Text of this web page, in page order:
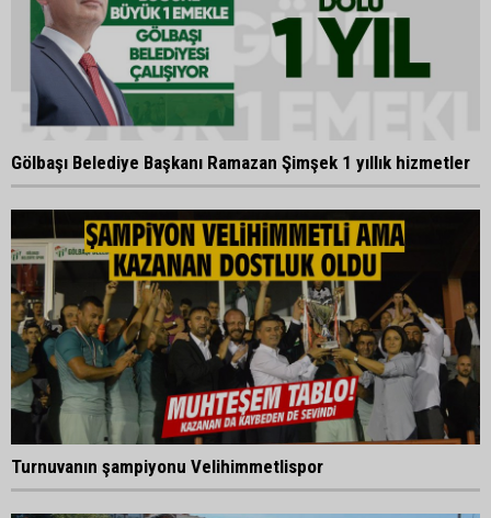
Gölbaşı Belediye Başkanı Ramazan Şimşek 1 yıllık hizmetler
Turnuvanın şampiyonu Velihimmetlispor